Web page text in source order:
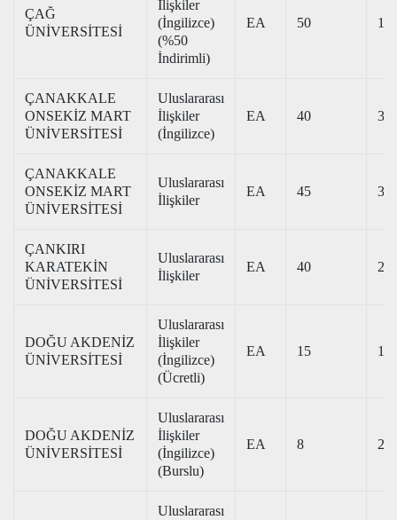
ÇAĞ
ÜNİVERSİTESİ
İlişkiler
(İngilizce)
(%50
İndirimli)
EA 50
ÇANAKKALE
ONSEKİZ MART
ÜNİVERSİTESİ
Uluslararası
İlişkiler
(İngilizce)
EA 40
ÇANAKKALE
ONSEKİZ MART
ÜNİVERSİTESİ
Uluslararası
İlişkiler
EA 45
ÇANKIRI
KARATEKİN
ÜNİVERSİTESİ
Uluslararası
İlişkiler
EA 40
DOĞU AKDENİZ
ÜNİVERSİTESİ
Uluslararası
İlişkiler
(İngilizce)
(Ücretli)
EA 15
DOĞU AKDENİZ
ÜNİVERSİTESİ
Uluslararası
İlişkiler
(İngilizce)
(Burslu)
EA 8
Uluslararası